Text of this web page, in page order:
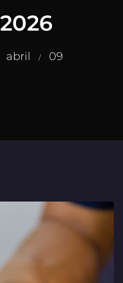
abril / 09